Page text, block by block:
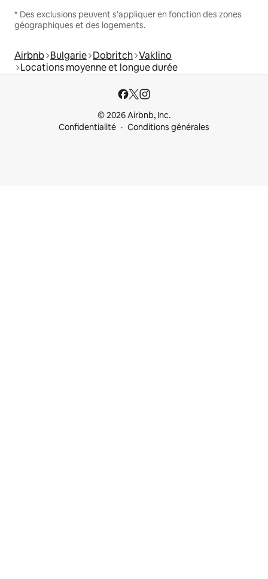
* Des exclusions peuvent s'appliquer en fonction des zones
géographiques et des logements.
Airbnb Bulgarie Dobritch Vaklino
Locations moyenne et longue durée
© 2026 Airbnb, Inc.
Confidentialité
Conditions générales